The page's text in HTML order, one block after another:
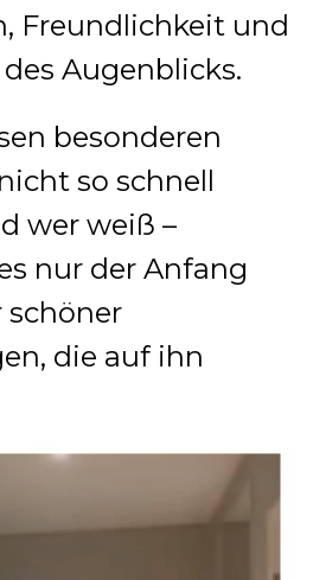
Freundlichkeit und
Augenblicks.
besonderen
so schnell
wer weiß –
nur der Anfang
schöner
die auf ihn